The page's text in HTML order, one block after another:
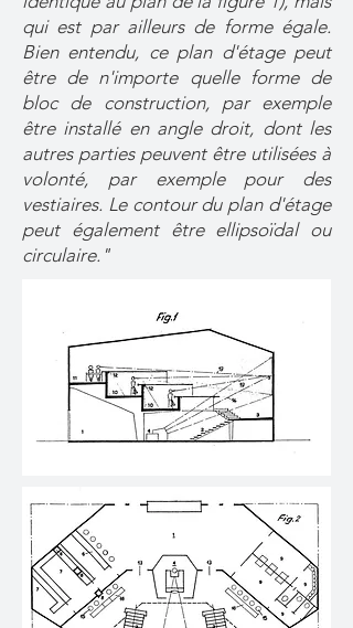
qui est par ailleurs de forme égale.
Bien entendu, ce plan d'étage peut
être de n'importe quelle forme de
bloc de construction, par exemple
être installé en angle droit, dont les
autres parties peuvent être utilisées à
volonté, par exemple pour des
vestiaires. Le contour du plan d'étage
peut également être ellipsoïdal ou
circulaire."